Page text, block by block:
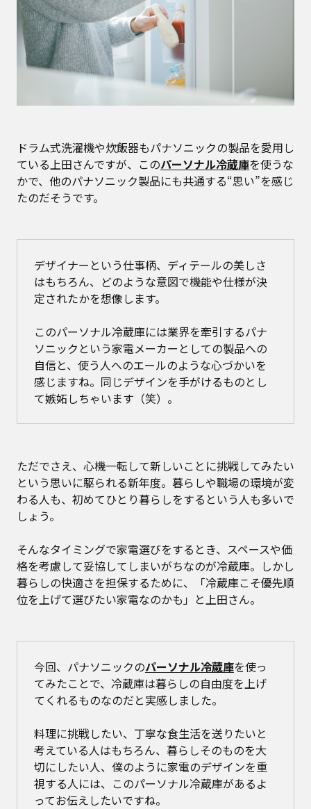
ドラム式洗濯機や炊飯器もパナソニックの製品を愛用し
ている上田さんですが、このパーソナル冷蔵庫を使うな
かで、他のパナソニック製品にも共通する“思い”を感じ
たのだそうです。
デザイナーという仕事柄、ディテールの美しさ
はもちろん、どのような意図で機能や仕様が決
定されたかを想像します。
このパーソナル冷蔵庫には業界を牽引するパナ
ソニックという家電メーカーとしての製品への
自信と、使う人へのエールのような心づかいを
感じますね。同じデザインを手がけるものとし
て嫉妬しちゃいます（笑）。
ただでさえ、心機一転して新しいことに挑戦してみたい
という思いに駆られる新年度。暮らしや職場の環境が変
わる人も、初めてひとり暮らしをするという人も多いで
しょう。
そんなタイミングで家電選びをするとき、スペースや価
格を考慮して妥協してしまいがちなのが冷蔵庫。しかし
暮らしの快適さを担保するために、「冷蔵庫こそ優先順
位を上げて選びたい家電なのかも」と上田さん。
今回、パナソニックのパーソナル冷蔵庫を使っ
てみたことで、冷蔵庫は暮らしの自由度を上げ
てくれるものなのだと実感しました。
料理に挑戦したい、丁寧な食生活を送りたいと
考えている人はもちろん、暮らしそのものを大
切にしたい人、僕のように家電のデザインを重
視する人には、このパーソナル冷蔵庫があるよ
ってお伝えしたいですね。